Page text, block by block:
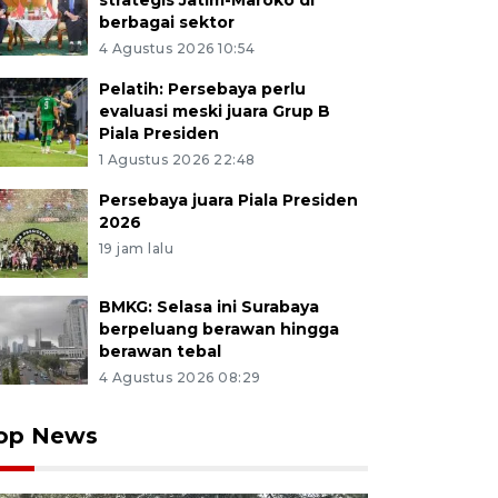
berbagai sektor
4 Agustus 2026 10:54
Pelatih: Persebaya perlu
evaluasi meski juara Grup B
Piala Presiden
1 Agustus 2026 22:48
Persebaya juara Piala Presiden
2026
19 jam lalu
BMKG: Selasa ini Surabaya
berpeluang berawan hingga
berawan tebal
4 Agustus 2026 08:29
News